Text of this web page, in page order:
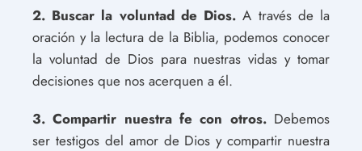
2. Buscar la voluntad de Dios. A través de la
oración y la lectura de la Biblia, podemos conocer
la voluntad de Dios para nuestras vidas y tomar
decisiones que nos acerquen a él.
3. Compartir nuestra fe con otros.Debemos
ser testigos del amor de Dios y compartir nuestra